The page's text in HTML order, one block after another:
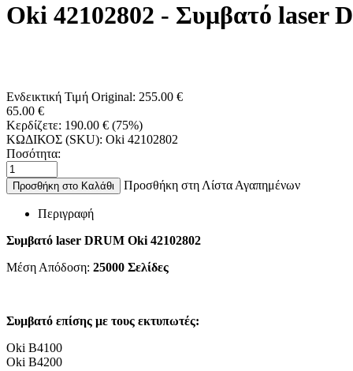
Oki 42102802 - Συμβατό laser
Ενδεικτική Τιμή Original: 255.00 €
65.00 €
Κερδίζετε: 190.00 € (75%)
ΚΩΔΙΚΟΣ (SKU): Oki 42102802
Ποσότητα:
Προσθήκη στο Καλάθι Προσθήκη στη Λίστα Αγαπημένων
Περιγραφή
Συμβατό laser DRUM Oki 42102802
Μέση Απόδοση: 25000 Σελίδες
Συμβατό επίσης με τους εκτυπωτές:
Oki B4100
Oki B4200